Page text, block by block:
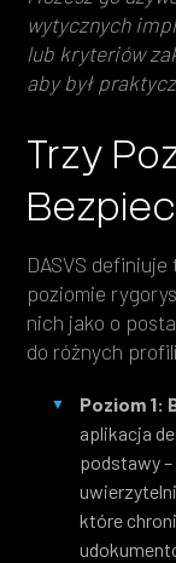
wytycznych
lub kryteriów
aby był
Trzy
DASVS
poziomie
nich jako o
do różnych
Poziom 1:
aplikacja
podstawy
które